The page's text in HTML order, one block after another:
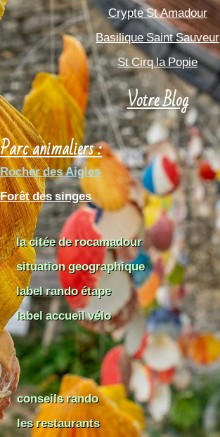
Crypte St Amadour
Basilique Saint Sauveur
St Cirq la Popie
Votre Blog
Parc animaliers :
Rocher des Aigles
Forêt des singes
la citée de rocamadour
situation geographique
label rando étape
label accueil vélo
conseils rando
les restaurants